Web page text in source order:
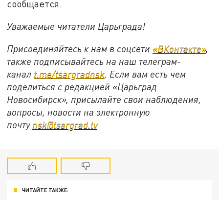
сообщается.
Уважаемые читатели Царьграда!
Присоединяйтесь к нам в соцсети «ВКонтакте»,
также подписывайтесь на наш телеграм-
канал t.me/tsargradnsk. Если вам есть чем
поделиться с редакцией «Царьград
Новосибирск», присылайте свои наблюдения,
вопросы, новости на электронную
почту nsk@tsargrad.tv
ЧИТАЙТЕ ТАКЖЕ: